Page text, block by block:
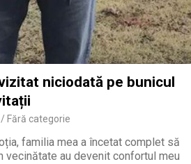
niciodată pe bunicul
Fără categorie
familia mea a încetat complet să
au devenit confortul meu